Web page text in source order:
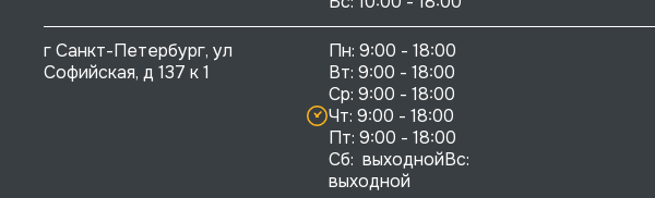
г Санкт-Петербург, ул
Софийская, д 137 к 1
Пн: 9:00 - 18:00
Вт: 9:00 - 18:00
Ср: 9:00 - 18:00
Чт: 9:00 - 18:00
Пт: 9:00 - 18:00
Сб:  выходнойВс:
выходной